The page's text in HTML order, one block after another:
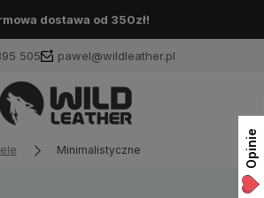
dostawa od 350zł!
505 pawel@wildleather.pl
Minimalistyczne Opinie